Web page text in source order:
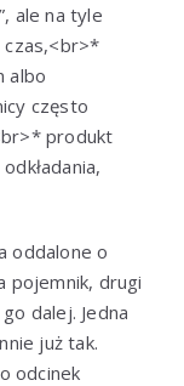
ale na tyle
czas,<br>*
albo
często
produkt
oddalone o
pojemnik, drugi
dalej. Jedna
już tak.
odcinek